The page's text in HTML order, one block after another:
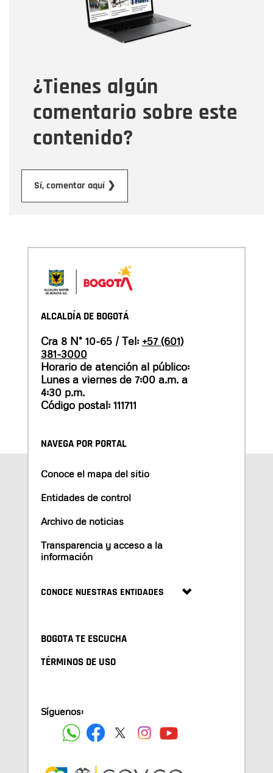
¿Tienes algún
comentario sobre este
contenido?
Sí, comentar aquí ❯
Tipo de comentario
Mensaje
ALCALDÍA DE BOGOTÁ
Cra 8 N° 10-65 / Tel: +57 (601)
381-3000
Horario de atención al público:
Lunes a viernes de 7:00 a.m. a
4:30 p.m.
Código postal: 111711
NAVEGA POR PORTAL
Conoce el mapa del sitio
Entidades de control
Archivo de noticias
Transparencia y acceso a la
información
CONOCE NUESTRAS ENTIDADES
BOGOTA TE ESCUCHA
TÉRMINOS DE USO
Síguenos: